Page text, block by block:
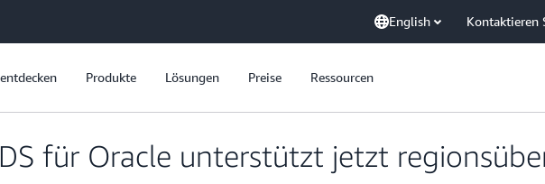
English Kontaktieren
Produkte Lösungen Preise Ressourcen
für Oracle unterstützt jetzt